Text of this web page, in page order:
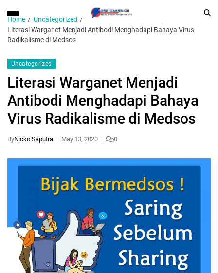
Home
Uncategorized
Literasi Warganet Menjadi Antibodi Menghadapi Bahaya Virus
Radikalisme di Medsos
Uncategorized
Literasi Warganet Menjadi
Antibodi Menghadapi Bahaya
Virus Radikalisme di Medsos
ByNicko Saputra May 13, 2020 0